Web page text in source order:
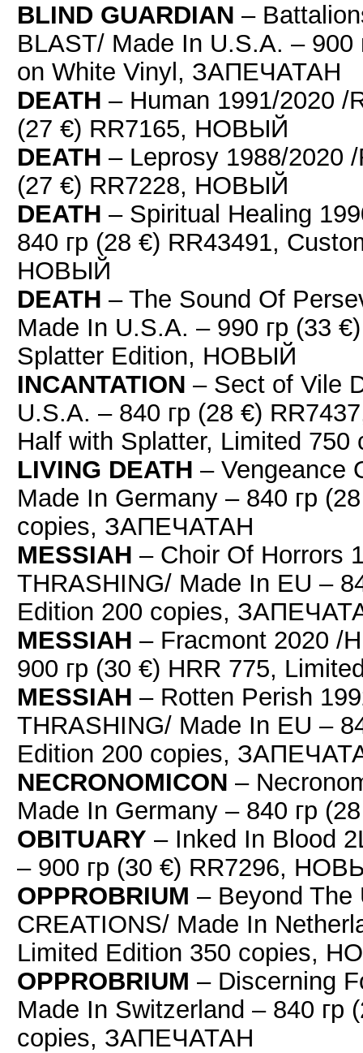
BLIND GUARDIAN –
BLAST/ Made In U.S.A. –
on White Vinyl, ЗАПЕЧАТАН
DEATH – Human 1991/2020 /
(27 €) RR7165, НОВЫЙ
DEATH – Leprosy 1988/2020
(27 €) RR7228, НОВЫЙ
DEATH – Spiritual Healing
840 гр (28 €) RR43491,
НОВЫЙ
DEATH – The Sound Of
Made In U.S.A. – 990 гр (33
Splatter Edition, НОВЫЙ
INCANTATION – Sect of Vile
U.S.A. – 840 гр (28 €)
Half with Splatter, Limited
LIVING DEATH – Vengeance
Made In Germany – 840 гр
copies, ЗАПЕЧАТАН
MESSIAH – Choir Of Horrors
THRASHING/ Made In EU –
Edition 200 copies,
MESSIAH – Fracmont 2020 /
900 гр (30 €) HRR 775,
MESSIAH – Rotten Perish
THRASHING/ Made In EU –
Edition 200 copies,
NECRONOMICON –
Made In Germany – 840 гр
OBITUARY – Inked In Blood
– 900 гр (30 €) RR7296,
OPPROBRIUM – Beyond The
CREATIONS/ Made In
Limited Edition 350 copies,
OPPROBRIUM – Discerning
Made In Switzerland – 840 гр
copies, ЗАПЕЧАТАН